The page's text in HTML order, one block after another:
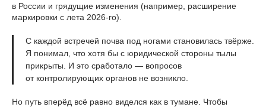
в России и грядущие изменения (например, расширение
маркировки с лета 2026-го).
С каждой встречей почва под ногами становилась твёрже.
Я понимал, что хотя бы с юридической стороны тылы
прикрыты. И это сработало — вопросов
от контролирующих органов не возникло.
Но путь вперёд всё равно виделся как в тумане. Чтобы